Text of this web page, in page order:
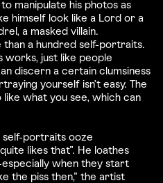
manipulate his photos as
himself look like a Lord or a
a masked villain.
a hundred self-portraits.
works, just like people
discern a certain clumsiness
yourself isn’t easy. The
like what you see, which can
self-portraits ooze
likes that”. He loathes
when they start
the piss then,” the artist